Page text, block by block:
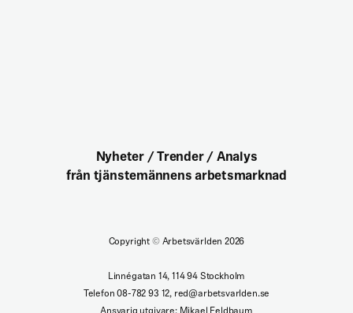
Nyheter / Trender / Analys
från tjänstemännens arbetsmarknad
Copyright ©Arbetsvärlden 2026
Linnégatan 14, 114 94 Stockholm
Telefon 08-782 93 12, red@arbetsvarlden.se